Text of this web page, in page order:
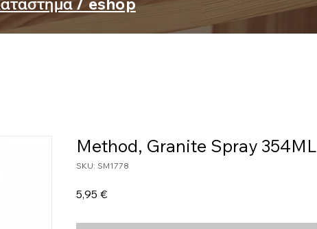
Method, Granite Spray 354ML
SKU: SM1778
5,95 €Τιμή